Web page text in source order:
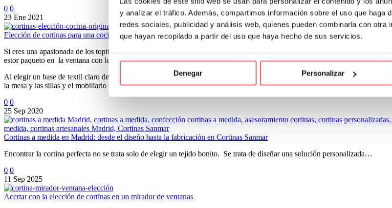
y analizar el tráfico. Además, compartimos información sobre el uso que haga
redes sociales, publicidad y análisis web, quienes pueden combinarla con otra
que hayan recopilado a partir del uso que haya hecho de sus servicios.
Denegar Personalizar
0 0
23 Ene 2021
Elección de cortinas para una cocina
Si eres una apasionada de los topitos y estás pensando si quedarían bien en una cocina, te presentamos nuestro último
estor paqueto en la ventana con los mismos tejidos.
Al elegir un base de textil claro dejamos pasar perfectamente la luz . La perdida de iluminación natural preocupaba
la mesa y las sillas y el mobiliario clásico en tonos crudos.
0 0
25 Sep 2020
Cortinas a medida en Madrid: desde el diseño hasta la fabricación en Cortinas Sanmar
Encontrar la cortina perfecta no se trata solo de elegir un tejido bonito. Se trata de diseñar una solución personalizada…
0 0
11 Sep 2025
Acertar con la elección de cortinas en un mirador de ventanas